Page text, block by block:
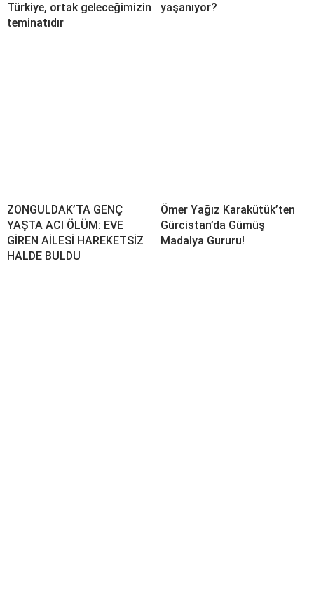
Türkiye, ortak geleceğimizin
teminatıdır
yaşanıyor?
ZONGULDAK’TA GENÇ
YAŞTA ACI ÖLÜM: EVE
GİREN AİLESİ HAREKETSİZ
HALDE BULDU
Ömer Yağız Karakütük’ten
Gürcistan’da Gümüş
Madalya Gururu!